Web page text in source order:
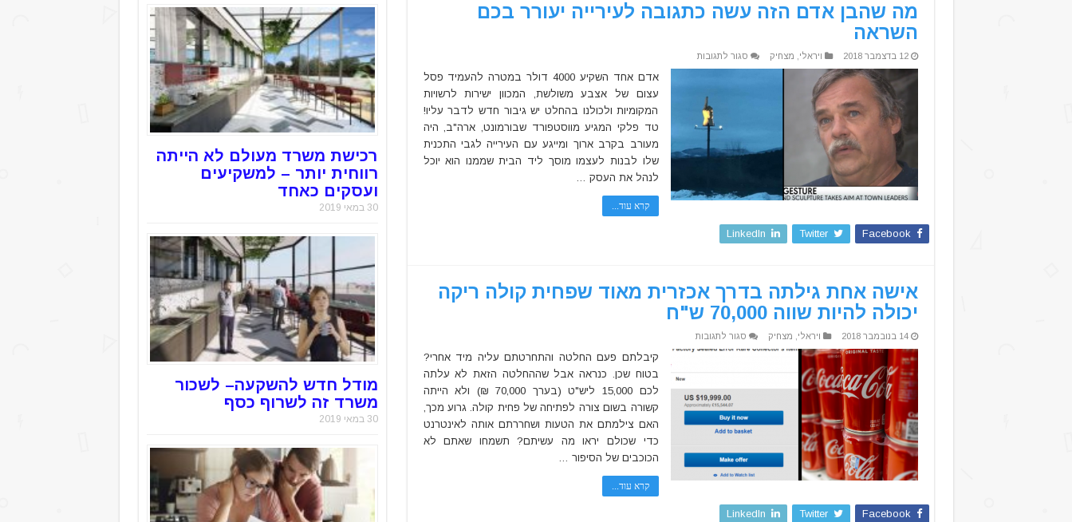
מה שהבן אדם הזה עשה כתגובה לעירייה יעורר בכם
השראה
12 בדצמבר 2018 ויראלי מצחיק סגור לתגובות
יעורר
השראה
אדם אחד השקיע 4000 דולר במטרה להעמיד פסל
עצום של אצבע משולשת, המכוון ישירות לרשויות
המקומיות ולכולנו בהחלט יש גיבור חדש לדבר עליו!
טד פלקי המגיע מווסטפורד שבורמונט, ארה"ב, היה
מעורב בקרב ארוך ומייגע עם העירייה לגבי התכנית
שלו לבנות לעצמו מוסך ליד הבית שממנו הוא יוכל
לנהל את העסק …
קרא עוד...
Facebook
Twitter
LinkedIn
אישה אחת גילתה בדרך אכזרית מאוד שפחית קולה ריקה
יכולה להיות שווה 70,000 ש"ח
14 בנובמבר 2018 ויראלי מצחיק סגור לתגובות
אחת
אכזרית
מאוד
שפחית
קולה
ש"ח
קיבלתם פעם החלטה והתחרטתם עליה מיד אחרי?
בטוח שכן. כנראה אבל שההחלטה הזאת לא עלתה
לכם 15,000 ליש"ט (בערך 70,000 ₪) ולא הייתה
קשורה בשום צורה לפתיחה של פחית קולה. גרוע מכך,
האם צילמתם את הטעות ושחררתם אותה לאינטרנט
כדי שכולם יראו מה עשיתם? תשמחו שאתם לא
הכוכבים של הסיפור …
קרא עוד...
Facebook
Twitter
LinkedIn
רכישת משרד מעולם לא הייתה
רווחית יותר – למשקיעים
ועסקים כאחד
30 במאי 2019
מודל חדש להשקעה– לשכור
משרד זה לשרוף כסף
30 במאי 2019